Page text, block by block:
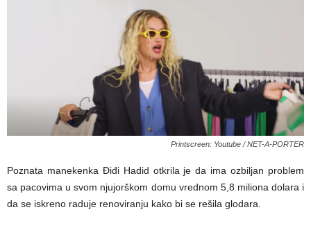
Printscreen: Youtube / NET-A-PORTER
Poznata manekenka Điđi Hadid otkrila je da ima ozbiljan problem
sa pacovima u svom njujorškom domu vrednom 5,8 miliona dolara i
da se iskreno raduje renoviranju kako bi se rešila glodara.